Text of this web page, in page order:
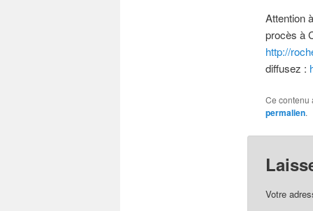
Attention
procès à
http://
diffusez :
Ce contenu
permalien.
Votre